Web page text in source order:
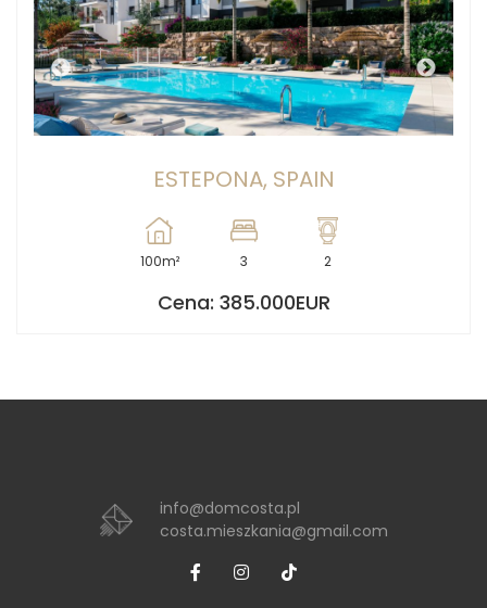
ESTEPONA, SPAIN
100m² 3 2
Cena: 385.000EUR
info@domcosta.pl
costa.mieszkania@gmail.com